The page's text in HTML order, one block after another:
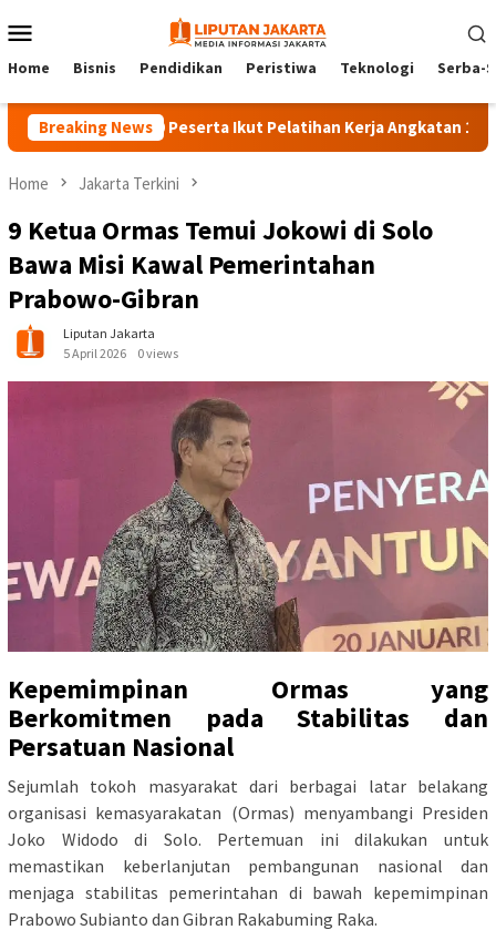
to
Menu
Home Bisnis Pendidikan Peristiwa Teknologi Serba-
Breaking News
140 Peserta Ikut Pelatihan Kerja Angkatan 1 di PPKD
Home Jakarta Terkini
9 Ketua Ormas Temui Jokowi di Solo
Bawa Misi Kawal Pemerintahan
Prabowo-Gibran
Liputan Jakarta
5 April 2026
0 views
Kepemimpinan Ormas yang
Berkomitmen pada Stabilitas dan
Persatuan Nasional
Sejumlah tokoh masyarakat dari berbagai latar belakang
organisasi kemasyarakatan (Ormas) menyambangi Presiden
Joko Widodo di Solo. Pertemuan ini dilakukan untuk
memastikan keberlanjutan pembangunan nasional dan
menjaga stabilitas pemerintahan di bawah kepemimpinan
Prabowo Subianto dan Gibran Rakabuming Raka.